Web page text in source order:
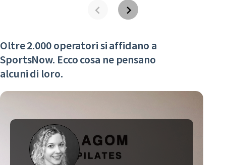
Oltre 2.000 operatori si affidano a
SportsNow. Ecco cosa ne pensano
alcuni di loro.